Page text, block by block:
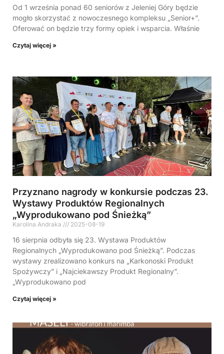
Od 1 września ponad 60 seniorów z Jeleniej Góry będzie
mogło skorzystać z nowoczesnego kompleksu „Senior+”.
Oferować on będzie trzy formy opiek i wsparcia. Właśnie
Czytaj więcej »
Przyznano nagrody w konkursie podczas 23.
Wystawy Produktów Regionalnych
„Wyprodukowano pod Śnieżką”
Karolina Andraka 2025-08-19
16 sierpnia odbyła się 23. Wystawa Produktów
Regionalnych „Wyprodukowano pod Śnieżką”. Podczas
wystawy zrealizowano konkurs na „Karkonoski Produkt
Spożywczy” i „Najciekawszy Produkt Regionalny”.
„Wyprodukowano pod
Czytaj więcej »